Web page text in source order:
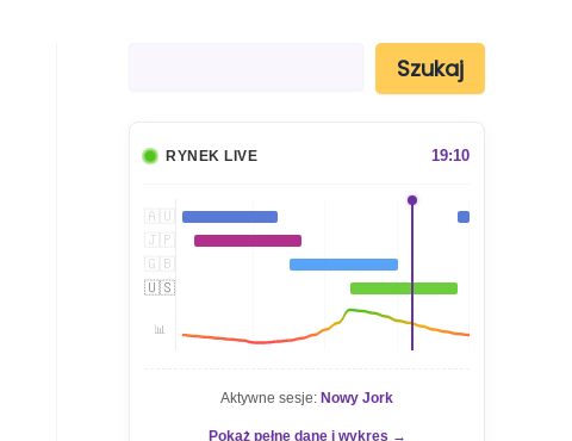
Szukaj
RYNEK LIVE 19:10
🇦🇺
🇯🇵
🇬🇧
🇺🇸
📊
Aktywne sesje: Nowy Jork
Pokaż pełne dane i wykres →